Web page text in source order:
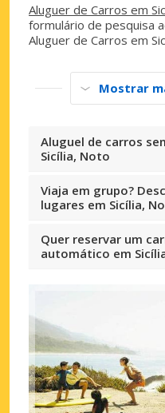
Aluguer de Carros em
formulário de pesquisa
Aluguer de Carros em
Mostrar
Aluguel de carros
Sicília, Noto
Viaja em grupo?
lugares em Sicília,
Quer reservar um
automático em